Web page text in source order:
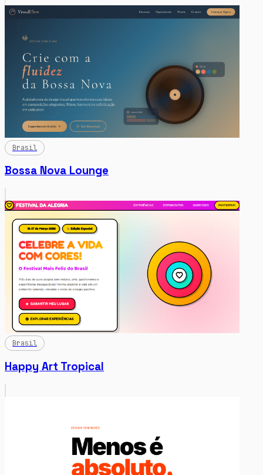
Brasil
Bossa Nova Lounge
Brasil
Happy Art Tropical